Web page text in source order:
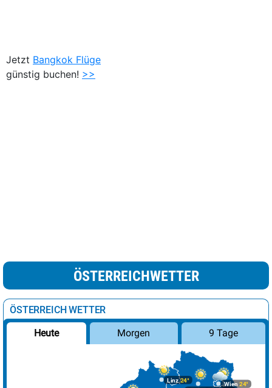
Jetzt Bangkok Flüge
günstig buchen! >>
ÖSTERREICHWETTER
ÖSTERREICH WETTER
Heute Morgen 9 Tage
Linz24°
Wien 24°